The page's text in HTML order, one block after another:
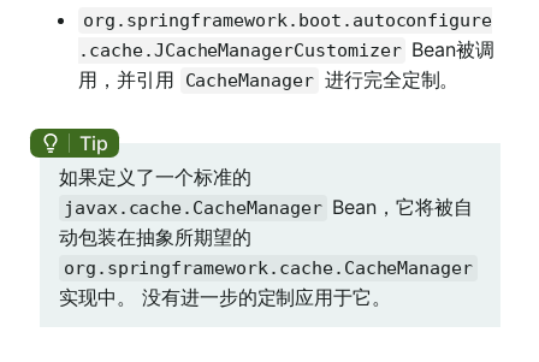
org.springframework.boot.autoconfigure
.cache.JCacheManagerCustomizer Bean被调
用，并引用
CacheManager 进行完全定制。
如果定义了一个标准的
javax.cache.CacheManager Bean，它将被自
动包装在抽象所期望的
org.springframework.cache.CacheManager
实现中。 没有进一步的定制应用于它。